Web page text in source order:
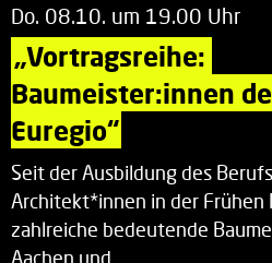
Do. 08.10. um 19.00 Uhr
„Vortragsreihe:
Baumeister:innen
Euregio“
Seit der Ausbildung des
Architekt*innen in der Frühen
zahlreiche bedeutende
Aachen und…